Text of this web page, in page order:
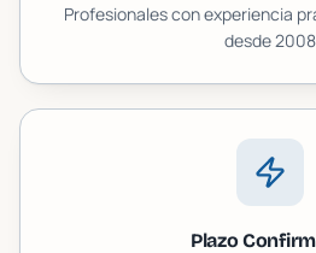
Profesionales con experiencia
desde 2008
Plazo